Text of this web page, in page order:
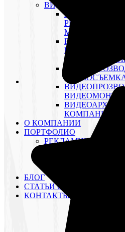
ПРОИЗВОДСТВО
РЕКЛАМНЫХ
МАТЕРИАЛОВ
РЕКЛАМНЫЕ
СЮЖЕТЫ,
ВИДЕОМОНТАЖ
ВИДЕОАРХИВ
КОМПАНИИ
О КОМПАНИИ
ПОРТФОЛИО
РЕКЛАМНЫЕ
БЛОГ
СТАТЬИ О РЕКЛАМЕ
КОНТАКТЫ